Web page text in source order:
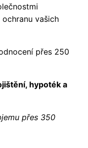
vašich
přes 250
hypoték a
přes 350